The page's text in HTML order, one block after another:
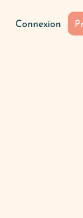
Connexion